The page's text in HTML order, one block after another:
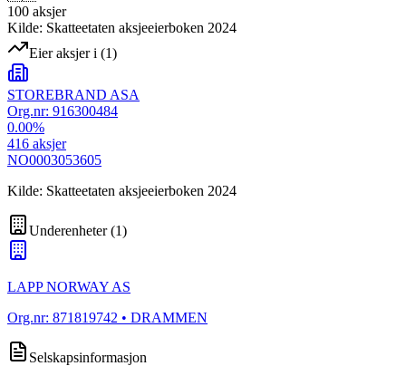
100 aksjer
Kilde: Skatteetaten aksjeeierboken 2024
Eier aksjer i (1)
STOREBRAND ASA
Org.nr: 916300484
0.00%
416 aksjer
NO0003053605
Kilde: Skatteetaten aksjeeierboken 2024
Underenheter(1)
LAPP NORWAY AS
Org.nr: 871819742 • DRAMMEN
Selskapsinformasjon